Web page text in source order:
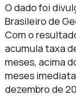
O dado foi
Brasileiro de
Com o
acumula taxa
meses, acima
meses
dezembro de